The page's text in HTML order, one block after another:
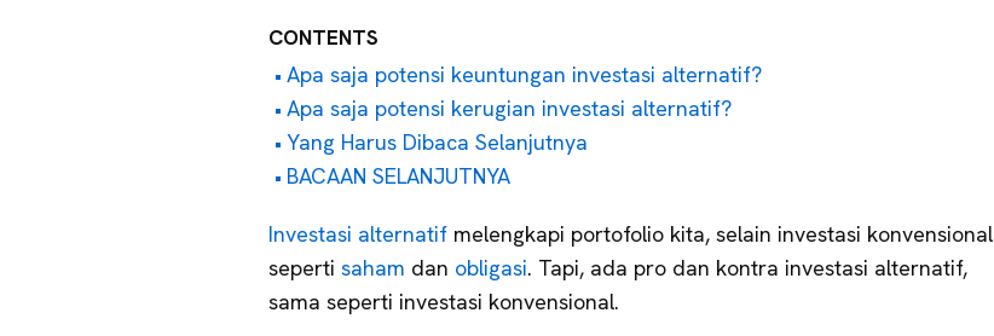
CONTENTS
Apa saja potensi keuntungan investasi alternatif?
Apa saja potensi kerugian investasi alternatif?
Yang Harus Dibaca Selanjutnya
BACAAN SELANJUTNYA
Investasi alternatif melengkapi portofolio kita, selain investasi konvensional
seperti saham dan obligasi. Tapi, ada pro dan kontra investasi alternatif,
sama seperti investasi konvensional.